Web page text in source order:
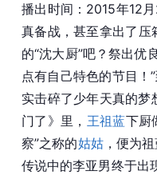
播出时间：2015年12
真备战，甚至拿出了
的“沈大厨”吧？祭出
点有自己特色的节目！
实击碎了少年天真的
门了》里， 王祖蓝下厨
察”之称的姑姑，便为
传说中的李亚男终于出